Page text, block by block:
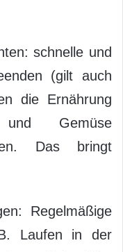
schnelle und
(gilt auch
die Ernährung
Gemüse
Das bringt
Regelmäßige
Laufen in der